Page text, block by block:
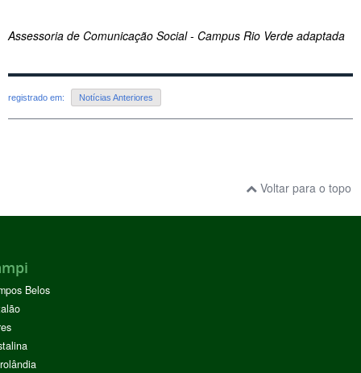
Assessoria de Comunicação Social - Campus Rio Verde adaptada
registrado em: Notícias Anteriores
Voltar para o topo
Belos